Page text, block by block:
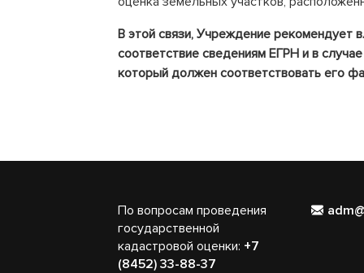
В этой связи, Учреждение рекомендует
соответствие сведениям ЕГРН и в
который должен соответствовать его
По вопросам проведения
государственной
кадастровой оценки: +7
(8452) 33-88-37